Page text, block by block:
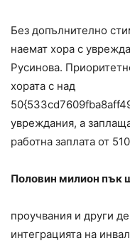
Без допълнително
наемат хора с
Русинова.
хората с над
увреждания, а
работна заплата от
Половин милион пък
проучвания и други
интеграцията на